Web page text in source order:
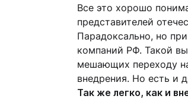
Все это хорошо
представителей
Парадоксально, но
компаний РФ. Такой
мешающих переходу
внедрения. Но есть и
Так же легко, как и